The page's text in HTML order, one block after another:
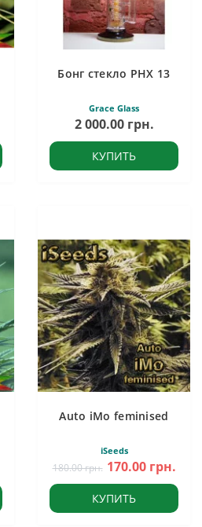
Бонг стекло PHX 13
Grace Glass
2 000.00 грн.
КУПИТЬ
Auto iMo feminised
iSeeds
180.00 грн. 170.00 грн.
КУПИТЬ